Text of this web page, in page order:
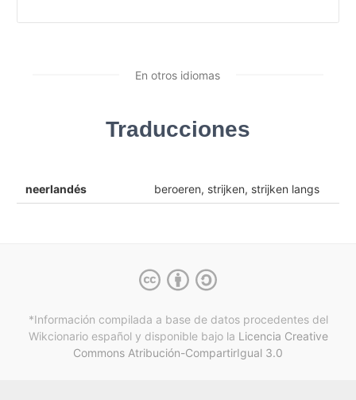
En otros idiomas
Traducciones
neerlandés beroeren, strijken, strijken langs
*Información compilada a base de datos procedentes del
Wikcionario español y disponible bajo la Licencia Creative
Commons Atribución-CompartirIgual 3.0